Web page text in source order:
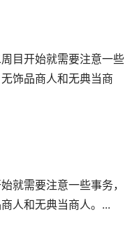
目开始就需要注意一些
饰品商人和无典当商
就需要注意一些事务，
人和无典当商人。...